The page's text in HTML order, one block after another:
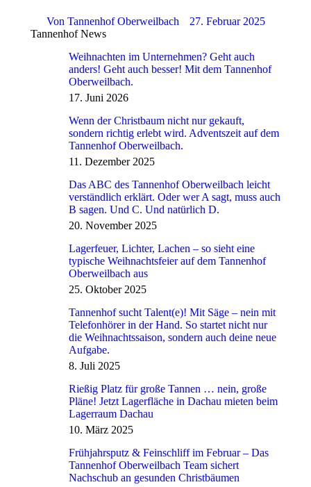
Von Tannenhof Oberweilbach
27. Februar 2025
Tannenhof News
Weihnachten im Unternehmen? Geht auch
anders! Geht auch besser! Mit dem Tannenhof
Oberweilbach.
17. Juni 2026
Wenn der Christbaum nicht nur gekauft,
sondern richtig erlebt wird. Adventszeit auf dem
Tannenhof Oberweilbach.
11. Dezember 2025
Das ABC des Tannenhof Oberweilbach leicht
verständlich erklärt. Oder wer A sagt, muss auch
B sagen. Und C. Und natürlich D.
20. November 2025
Lagerfeuer, Lichter, Lachen – so sieht eine
typische Weihnachtsfeier auf dem Tannenhof
Oberweilbach aus
25. Oktober 2025
Tannenhof sucht Talent(e)! Mit Säge – nein mit
Telefonhörer in der Hand. So startet nicht nur
die Weihnachtssaison, sondern auch deine neue
Aufgabe.
8. Juli 2025
Rießig Platz für große Tannen … nein, große
Pläne! Jetzt Lagerfläche in Dachau mieten beim
Lagerraum Dachau
10. März 2025
Frühjahrsputz & Feinschliff im Februar – Das
Tannenhof Oberweilbach Team sichert
Nachschub an gesunden Christbäumen